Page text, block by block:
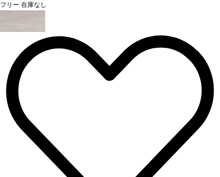
フリー 在庫なし